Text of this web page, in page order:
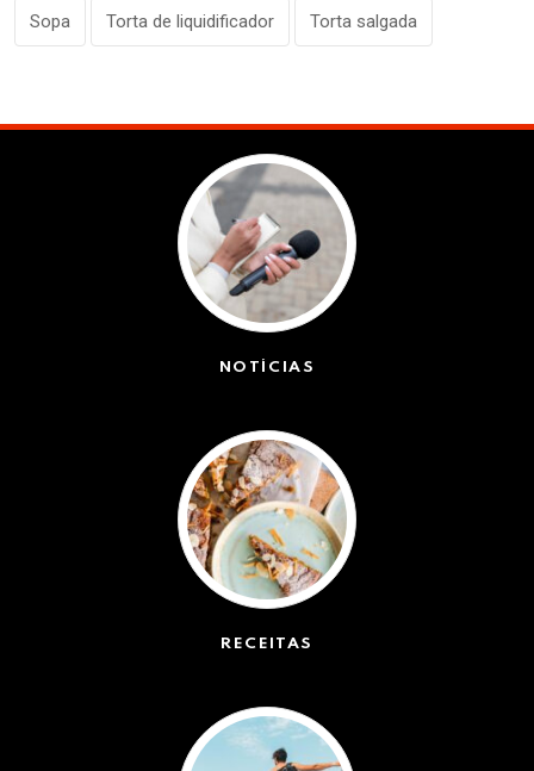
Sopa Torta de liquidificador Torta salgada
NOTÍCIAS
RECEITAS